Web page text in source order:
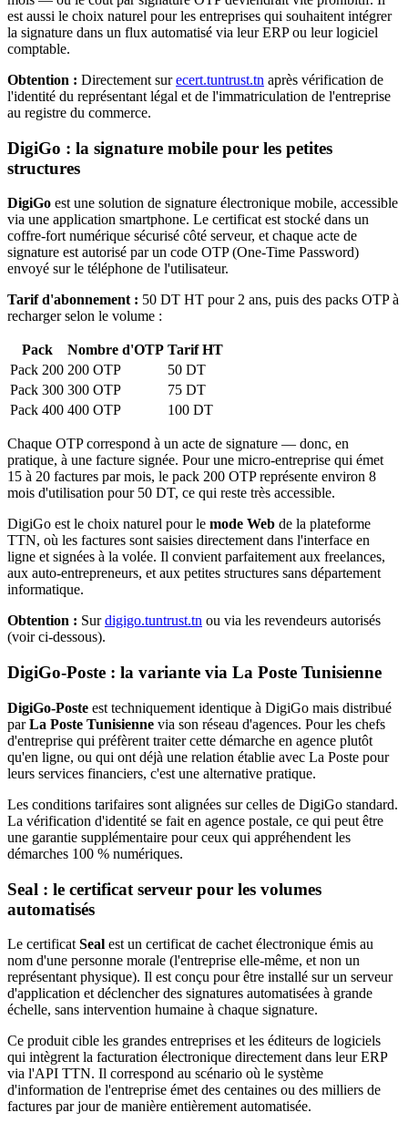
est aussi le choix naturel pour les entreprises qui souhaitent intégrer
la signature dans un flux automatisé via leur ERP ou leur logiciel
comptable.
Obtention : Directement surecert.tuntrust.tn après vérification de
l'identité du représentant légal et de l'immatriculation de l'entreprise
au registre du commerce.
DigiGo : la signature mobile pour les petites
structures
DigiGo est une solution de signature électronique mobile, accessible
via une application smartphone. Le certificat est stocké dans un
coffre-fort numérique sécurisé côté serveur, et chaque acte de
signature est autorisé par un code OTP (One-Time Password)
envoyé sur le téléphone de l'utilisateur.
Tarif d'abonnement : 50 DT HT pour 2 ans, puis des packs OTP à
recharger selon le volume :
Pack Nombre d'OTP Tarif HT
Pack 200 200 OTP
50 DT
Pack 300 300 OTP
75 DT
Pack 400 400 OTP 100 DT
Chaque OTP correspond à un acte de signature — donc, en
pratique, à une facture signée. Pour une micro-entreprise qui émet
15 à 20 factures par mois, le pack 200 OTP représente environ 8
mois d'utilisation pour 50 DT, ce qui reste très accessible.
DigiGo est le choix naturel pour le mode Web de la plateforme
TTN, où les factures sont saisies directement dans l'interface en
ligne et signées à la volée. Il convient parfaitement aux freelances,
aux auto-entrepreneurs, et aux petites structures sans département
informatique.
Obtention : Surdigigo.tuntrust.tn ou via les revendeurs autorisés
(voir ci-dessous).
DigiGo-Poste : la variante via La Poste Tunisienne
DigiGo-Poste est techniquement identique à DigiGo mais distribué
parLa Poste Tunisienne via son réseau d'agences. Pour les chefs
d'entreprise qui préfèrent traiter cette démarche en agence plutôt
qu'en ligne, ou qui ont déjà une relation établie avec La Poste pour
leurs services financiers, c'est une alternative pratique.
Les conditions tarifaires sont alignées sur celles de DigiGo standard.
La vérification d'identité se fait en agence postale, ce qui peut être
une garantie supplémentaire pour ceux qui appréhendent les
démarches 100 % numériques.
Seal : le certificat serveur pour les volumes
automatisés
Le certificat Seal est un certificat de cachet électronique émis au
nom d'une personne morale (l'entreprise elle-même, et non un
représentant physique). Il est conçu pour être installé sur un serveur
d'application et déclencher des signatures automatisées à grande
échelle, sans intervention humaine à chaque signature.
Ce produit cible les grandes entreprises et les éditeurs de logiciels
qui intègrent la facturation électronique directement dans leur ERP
via l'API TTN. Il correspond au scénario où le système
d'information de l'entreprise émet des centaines ou des milliers de
factures par jour de manière entièrement automatisée.